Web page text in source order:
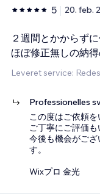
5 20. feb.
２週間とかからず
ほぼ修正無しの納
Leveret service:
Professionelles
この度はご依頼を
ご丁寧にご評価も
今後も機会がご
す。
Wixプロ 金光